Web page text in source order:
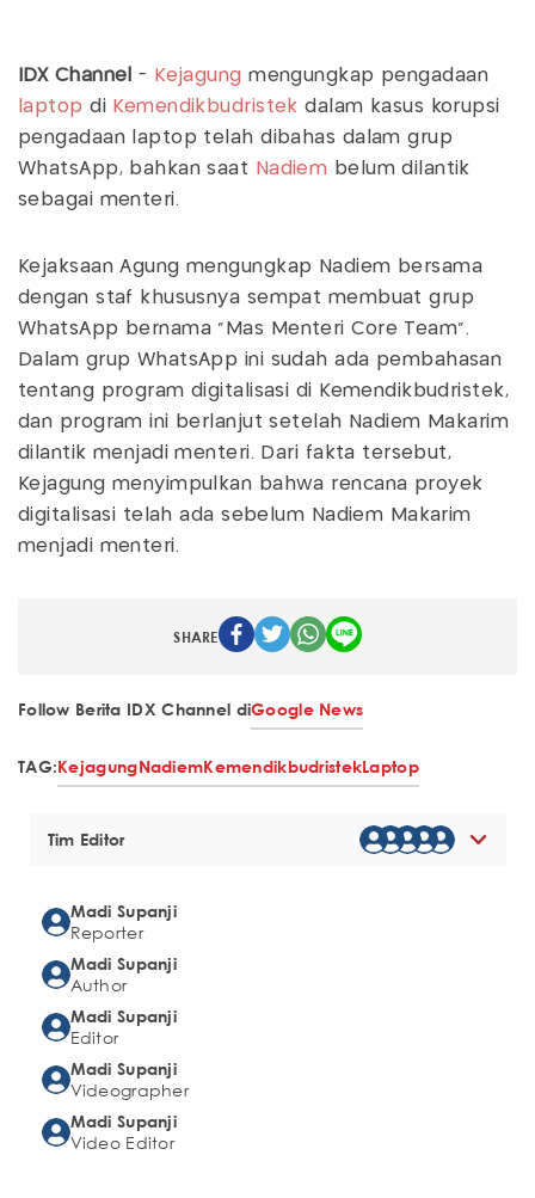
IDX Channel- Kejagung mengungkap pengadaan
laptop di Kemendikbudristek dalam kasus korupsi
pengadaan laptop telah dibahas dalam grup
WhatsApp, bahkan saat
Nadiem belum dilantik
sebagai menteri.
Kejaksaan Agung mengungkap Nadiem bersama
dengan staf khususnya sempat membuat grup
WhatsApp bernama "Mas Menteri Core Team".
Dalam grup WhatsApp ini sudah ada pembahasan
tentang program digitalisasi di Kemendikbudristek,
dan program ini berlanjut setelah Nadiem Makarim
dilantik menjadi menteri. Dari fakta tersebut,
Kejagung menyimpulkan bahwa rencana proyek
digitalisasi telah ada sebelum Nadiem Makarim
menjadi menteri.
SHARE
Follow Berita IDX Channel diGoogle News
TAG:KejagungNadiemKemendikbudristekLaptop
Tim Editor
Madi Supanji
Reporter
Madi Supanji
Author
Madi Supanji
Editor
Madi Supanji
Videographer
Madi Supanji
Video Editor